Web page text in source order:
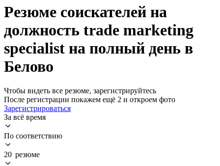
Резюме соискателей на
должность trade marketing
specialist на полный день в
Белово
Чтобы видеть все резюме, зарегистрируйтесь
После регистрации покажем ещё 2 и откроем фото
Зарегистрироваться
За всё время
По соответствию
20 резюме